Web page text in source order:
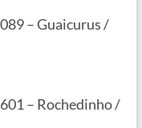
– Guaicurus /
– Rochedinho /